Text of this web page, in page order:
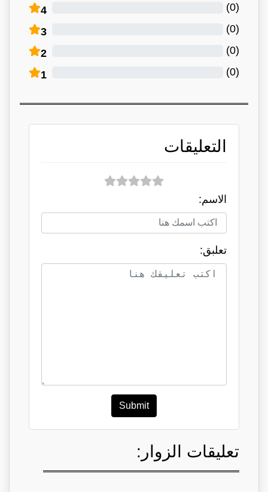
4 (
0
)
3 (
0
)
2 (
0
)
1 (
0
)
التعليقات
الاسم:
تعلبق:
Submit
تعليقات الزوار: